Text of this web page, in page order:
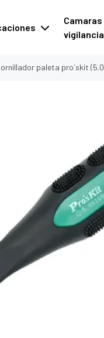
Camaras
vigilancia
paleta pro`skit (5.0